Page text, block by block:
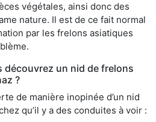
végétales, ainsi donc des
nature. Il est de ce fait normal
par les frelons asiatiques
découvrez un nid de frelons
?
de manière inopinée d’un nid
qu’il y a des conduites à voir :